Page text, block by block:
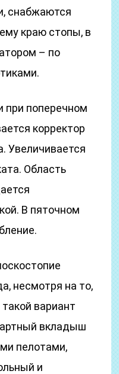
снабжаются
краю стопы, в
– по
при поперечном
корректор
Увеличивается
Область
В пяточном
несмотря на то,
вариант
вкладыш
пелотами,
и